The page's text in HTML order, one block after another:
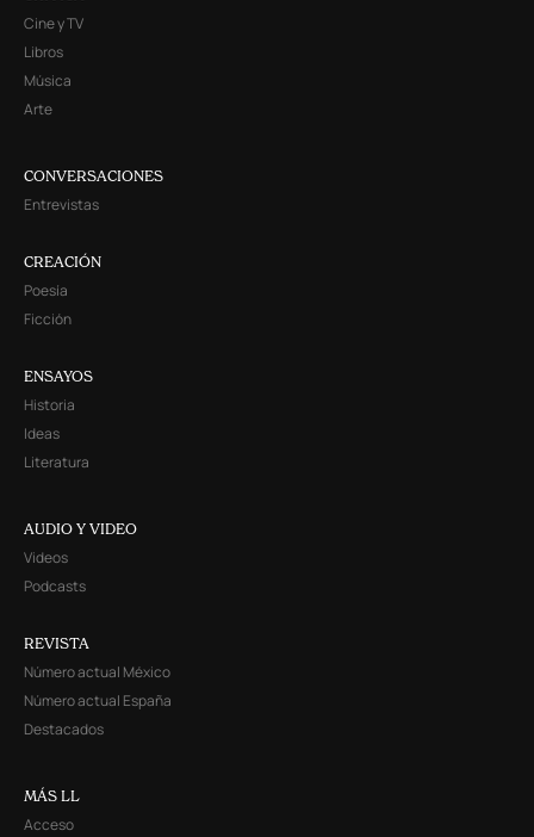
Cine y TV
Libros
Música
Arte
CONVERSACIONES
Entrevistas
CREACIÓN
Poesía
Ficción
ENSAYOS
Historia
Ideas
Literatura
AUDIO Y VIDEO
Videos
Podcasts
REVISTA
Número actual México
Número actual España
Destacados
MÁS LL
Acceso